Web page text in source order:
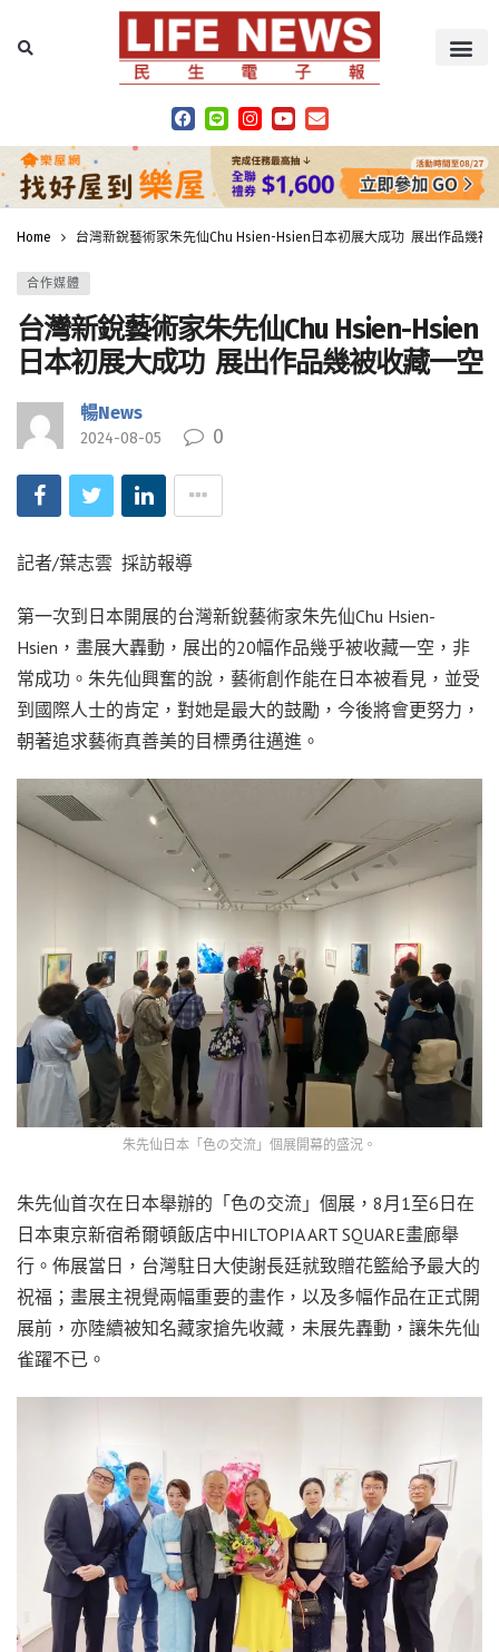
Home 台灣新銳藝術家朱先仙Chu Hsien-Hsien日本初展大成功 展出作品幾被
合作媒體
台灣新銳藝術家朱先仙Chu Hsien-Hsien
日本初展大成功 展出作品幾被收藏一空
暢News
2024-08-05 0
記者/葉志雲 採訪報導
第一次到日本開展的台灣新銳藝術家朱先仙Chu Hsien-
Hsien，畫展大轟動，展出的20幅作品幾乎被收藏一空，非
常成功。朱先仙興奮的說，藝術創作能在日本被看見，並受
到國際人士的肯定，對她是最大的鼓勵，今後將會更努力，
朝著追求藝術真善美的目標勇往邁進。
朱先仙日本「色の交流」個展開幕的盛況。
朱先仙首次在日本舉辦的「色の交流」個展，8月1至6日在
日本東京新宿希爾頓飯店中HILTOPIA ART SQUARE畫廊舉
行。佈展當日，台灣駐日大使謝長廷就致贈花籃給予最大的
祝福；畫展主視覺兩幅重要的畫作，以及多幅作品在正式開
展前，亦陸續被知名藏家搶先收藏，未展先轟動，讓朱先仙
雀躍不已。